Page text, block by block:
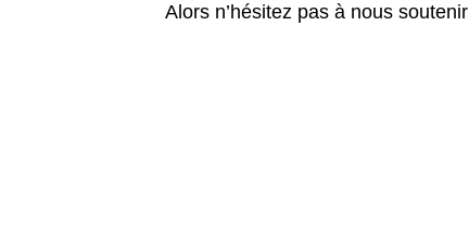
Alors n’hésitez pas à nous